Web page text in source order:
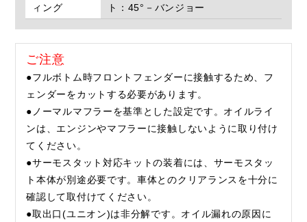
ィング
ト：45°－バンジョー
ご注意
●フルボトム時フロントフェンダーに接触するため、フ
ェンダーをカットする必要があります。
●ノーマルマフラーを基準とした設定です。オイルライ
ンは、エンジンやマフラーに接触しないように取り付け
てください。
●サーモスタット対応キットの装着には、サーモスタッ
ト本体が別途必要です。車体とのクリアランスを十分に
確認して取付けてください。
●取出口(ユニオン)は非分解です。オイル漏れの原因に